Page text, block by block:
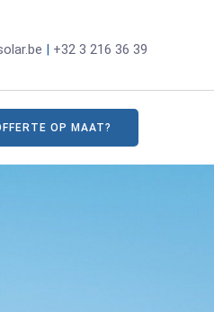
| +32 3 216 36 39
OP MAAT?